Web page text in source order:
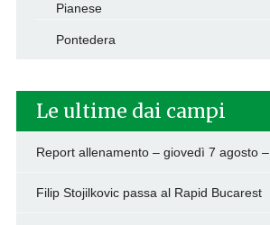
Pianese
Pontedera
Le ultime dai campi
Report allenamento – giovedì 7 agosto –
Filip Stojilkovic passa al Rapid Bucarest